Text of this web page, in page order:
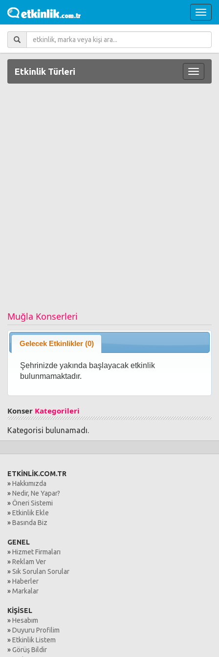
Etkinlik Türleri
Muğla Konserleri
Gelecek Etkinlikler (0)
Şehrinizde yakında başlayacak etkinlik
bulunmamaktadır.
Konser Kategorileri
Kategorisi bulunamadı.
ETKİNLİK.COM.TR
»Hakkımızda
»Nedir, Ne Yapar?
»Öneri Sistemi
»Etkinlik Ekle
»Basında Biz
GENEL
»Hizmet Firmaları
»Reklam Ver
»Sık Sorulan Sorular
»Haberler
»Markalar
KİŞİSEL
»Hesabım
»Duyuru Profilim
»Etkinlik Listem
»Görüş Bildir